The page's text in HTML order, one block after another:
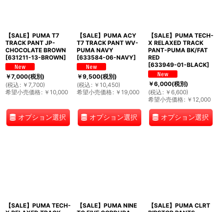
【SALE】PUMA T7
TRACK PANT JP-
CHOCOLATE BROWN
[631211-13-BROWN]
￥7,000(税別)
(税込 : ￥ 7,700)
希望小売価格: ￥ 10,000
オプション選択
【SALE】PUMA ACY
T7 TRACK PANT WV-
PUMA NAVY
[633584-06-NAVY]
￥9,500(税別)
(税込 : ￥ 10,450)
希望小売価格: ￥ 19,000
オプション選択
【SALE】PUMA TECH-
X RELAXED TRACK
PANT-PUMA BK/FAT
RED
[633949-01-BLACK]
￥6,000(税別)
(税込 : ￥ 6,600)
希望小売価格: ￥ 12,000
オプション選択
【SALE】PUMA TECH-
【SALE】PUMA NINE
【SALE】PUMA CLRT